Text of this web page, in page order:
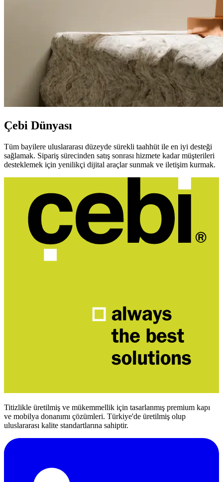
Çebi Dünyası
Tüm bayilere uluslararası düzeyde sürekli taahhüt ile en iyi desteği
sağlamak. Sipariş sürecinden satış sonrası hizmete kadar müşterileri
desteklemek için yenilikçi dijital araçlar sunmak ve iletişim kurmak.
Titizlikle üretilmiş ve mükemmellik için tasarlanmış premium kapı
ve mobilya donanımı çözümleri. Türkiye'de üretilmiş olup
uluslararası kalite standartlarına sahiptir.